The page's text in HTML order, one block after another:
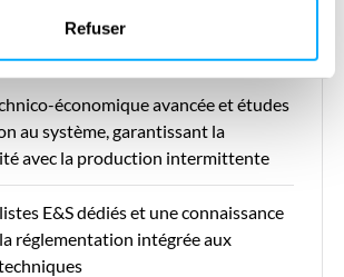
Refuser
y compris la conception complexe de
économique avancée et études
au système, garantissant la
avec la production intermittente
E&S dédiés et une connaissance
réglementation intégrée aux